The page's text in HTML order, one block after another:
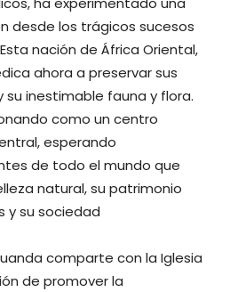
desde los trágicos sucesos
nación de África Oriental,
ahora a preservar sus
su inestimable fauna y flora.
como un centro
esperando
de todo el mundo que
natural, su patrimonio
y su sociedad
comparte con la Iglesia
de promover la